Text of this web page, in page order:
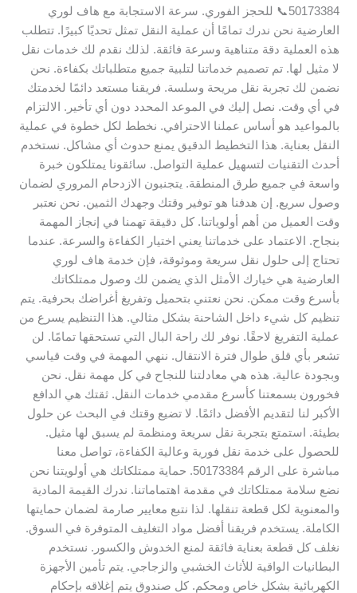
50173384📞 للحجز الفوري. سرعة الاستجابة مع هاف لوري
العارضية نحن ندرك تمامًا أن عملية النقل تمثل تحديًا كبيرًا. تتطلب
هذه العملية دقة متناهية وسرعة فائقة. لذلك نقدم لك خدمات نقل
لا مثيل لها. تم تصميم خدماتنا لتلبية جميع متطلباتك بكفاءة. نحن
نضمن لك تجربة نقل مريحة وسلسة. فريقنا مستعد دائمًا لخدمتك
في أي وقت. نصل إليك في الموعد المحدد دون أي تأخير. الالتزام
بالمواعيد هو أساس عملنا الاحترافي. نخطط لكل خطوة في عملية
النقل بعناية. هذا التخطيط الدقيق يمنع حدوث أي مشاكل. نستخدم
أحدث التقنيات لتسهيل عملية التواصل. سائقونا يمتلكون خبرة
واسعة في جميع طرق المنطقة. يتجنبون الازدحام المروري لضمان
وصول سريع. إن هدفنا هو توفير وقتك وجهدك الثمين. نحن نعتبر
وقت العميل من أهم أولوياتنا. كل دقيقة تهمنا في إنجاز المهمة
بنجاح. الاعتماد على خدماتنا يعني اختيار الكفاءة والسرعة. عندما
تحتاج إلى حلول نقل سريعة وموثوقة، فإن خدمة هاف لوري
العارضية هي خيارك الأمثل الذي يضمن لك وصول ممتلكاتك
بأسرع وقت ممكن. نحن نعتني بتحميل وتفريغ أغراضك بحرفية. يتم
تنظيم كل شيء داخل الشاحنة بشكل مثالي. هذا التنظيم يسرع من
عملية التفريغ لاحقًا. نوفر لك راحة البال التي تستحقها تمامًا. لن
تشعر بأي قلق طوال فترة الانتقال. ننهي المهمة في وقت قياسي
وبجودة عالية. هذه هي معادلتنا للنجاح في كل مهمة نقل. نحن
فخورون بسمعتنا كأسرع مقدمي خدمات النقل. ثقتك هي الدافع
الأكبر لنا لتقديم الأفضل دائمًا. لا تضيع وقتك في البحث عن حلول
بطيئة. استمتع بتجربة نقل سريعة ومنظمة لم يسبق لها مثيل.
للحصول على خدمة نقل فورية وعالية الكفاءة، تواصل معنا
مباشرة على الرقم 50173384. حماية ممتلكاتك هي أولويتنا نحن
نضع سلامة ممتلكاتك في مقدمة اهتماماتنا. ندرك القيمة المادية
والمعنوية لكل قطعة تنقلها. لذا نتبع معايير صارمة لضمان حمايتها
الكاملة. يستخدم فريقنا أفضل مواد التغليف المتوفرة في السوق.
نغلف كل قطعة بعناية فائقة لمنع الخدوش والكسور. نستخدم
البطانيات الواقية للأثاث الخشبي والزجاجي. يتم تأمين الأجهزة
الكهربائية بشكل خاص ومحكم. كل صندوق يتم إغلاقه بإحكام